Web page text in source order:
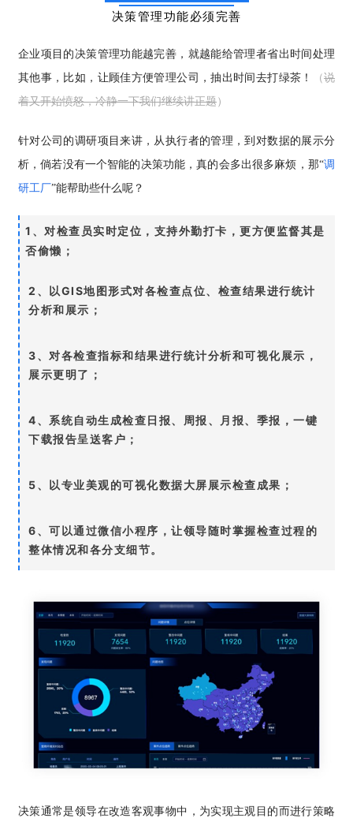
决策管理功能必须完善
企业项目的决策管理功能越完善，就越能给管理者省出时间处理
其他事，比如，让顾佳方便管理公司，抽出时间去打绿茶！
（说
着又开始愤怒，冷静一下我们继续讲正题）
针对公司的调研项目来讲，从执行者的管理，到对数据的展示分
析，倘若没有一个智能的决策功能，真的会多出很多麻烦，那“调
研工厂”能帮助些什么呢？
1、对检查员实时定位，支持外勤打卡，更方便监督其是
否偷懒；
2、以GIS地图形式对各检查点位、检查结果进行统计
分析和展示；
3、对各检查指标和结果进行统计分析和可视化展示，
展示更明了；
4、系统自动生成检查日报、周报、月报、季报，一键
下载报告呈送客户；
5、以专业美观的可视化数据大屏展示检查成果；
6、可以通过微信小程序，让领导随时掌握检查过程的
整体情况和各分支细节。
决策通常是领导在改造客观事物中，为实现主观目的而进行策略